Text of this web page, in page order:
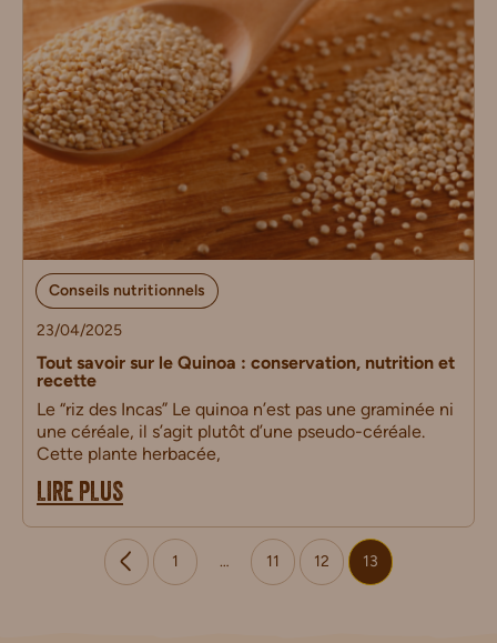
Conseils nutritionnels
23/04/2025
Tout savoir sur le Quinoa : conservation, nutrition et
recette
Le “riz des Incas” Le quinoa n’est pas une graminée ni
une céréale, il s’agit plutôt d’une pseudo-céréale.
Cette plante herbacée,
LIRE PLUS
1 … 11 12 13